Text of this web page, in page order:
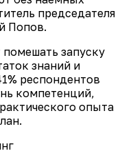
председателя
Попов.
запуску
знаний и
респондентов
компетенций,
опыта